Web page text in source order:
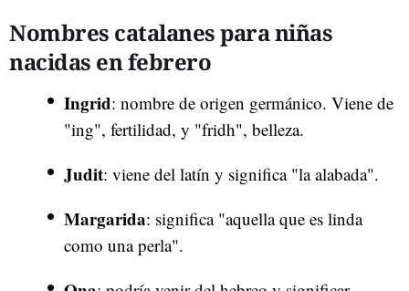
Nombres catalanes para niñas
nacidas en febrero
Ingrid: nombre de origen germánico. Viene de
"ing", fertilidad, y "fridh", belleza.
Judit: viene del latín y significa "la alabada".
Margarida: significa "aquella que es linda
como una perla".